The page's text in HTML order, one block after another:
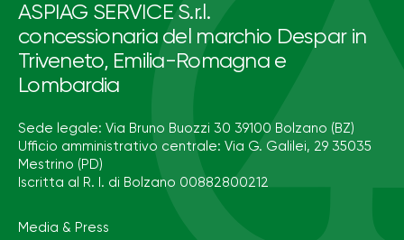
ASPIAG SERVICE S.r.l.
concessionaria del marchio Despar in
Triveneto, Emilia-Romagna e
Lombardia
Sede legale: Via Bruno Buozzi 30 39100 Bolzano (BZ)
Ufficio amministrativo centrale: Via G. Galilei, 29 35035
Mestrino (PD)
Iscritta al R. I. di Bolzano 00882800212
Media & Press